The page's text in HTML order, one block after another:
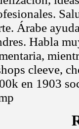
Árabe
Habla
cleeve,
en 1903